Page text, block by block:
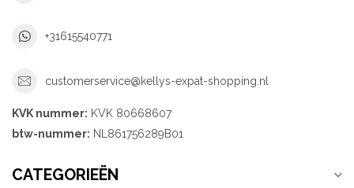
+31615540771
customerservice@kellys-expat-shopping.nl
KVK nummer: KVK 80668607
btw-nummer: NL861756289B01
CATEGORIEËN